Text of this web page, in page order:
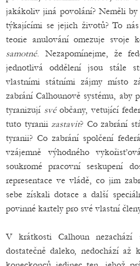
jakákoliv jiná povolání? Neměli by
týkajícími se jejich životů? To
teorie anulování omezuje svoje
samotné. Nezapomínejme, že
jednotlivá oddělení jsou stále
vlastními státními zájmy místo
zabrání Calhounově systému, aby
tyranizují svéobčany, vetující
tuto tyraniizastavit? Co zabrání
tyranii? Co zabrání spolčení
vzájemně výhodného
soukromé pracovní seskupení
representace ve vládě, co jim
sebe získali dotace a další
povinné kartely pro své vlastní
V krátkosti Calhoun nezachází
dostatečně daleko, nedochází až